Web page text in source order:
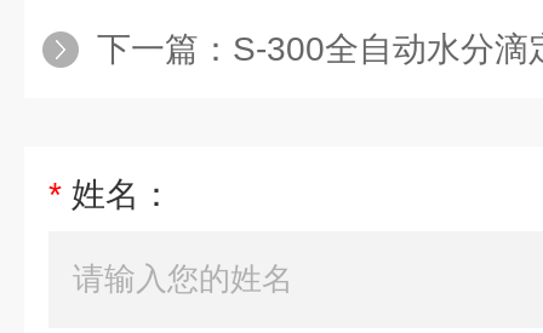
下一篇： S-300全自动水分滴
* 姓名：